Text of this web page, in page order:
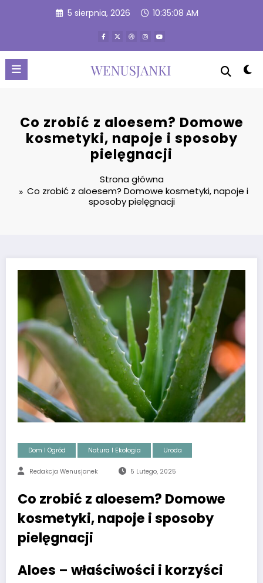
5 sierpnia, 2026 10:35:09 AM
Co zrobić z aloesem? Domowe
kosmetyki, napoje i sposoby
pielęgnacji
Strona główna
Co zrobić z aloesem? Domowe kosmetyki, napoje i
sposoby pielęgnacji
Dom I Ogród Natura I Ekologia Uroda
Redakcja Wenusjanek 5 Lutego, 2025
Co zrobić z aloesem? Domowe
kosmetyki, napoje i sposoby
pielęgnacji
Aloes – właściwości i korzyści